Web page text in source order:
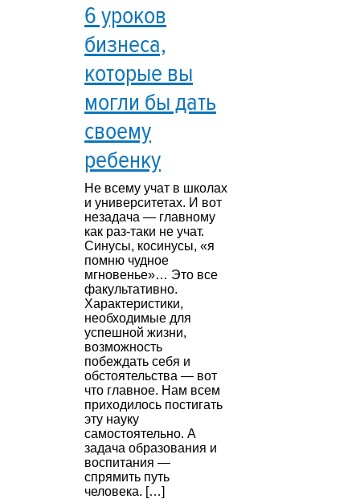
6 уроков
бизнеса,
которые вы
могли бы дать
своему
ребенку
Не всему учат в школах
и университетах. И вот
незадача — главному
как раз-таки не учат.
Синусы, косинусы, «я
помню чудное
мгновенье»… Это все
факультативно.
Характеристики,
необходимые для
успешной жизни,
возможность
побеждать себя и
обстоятельства — вот
что главное. Нам всем
приходилось постигать
эту науку
самостоятельно. А
задача образования и
воспитания —
спрямить путь
человека. […]